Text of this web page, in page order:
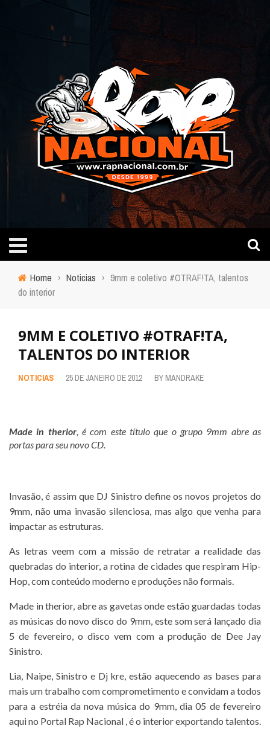
Home › Noticias › 9mm e coletivo #OTRAF!TA, talentos
do interior
9MM E COLETIVO #OTRAF!TA,
TALENTOS DO INTERIOR
NOTICIAS 25 DE JANEIRO DE 2012 BY MANDRAKE
Made in therior, é com este título que o grupo 9mm abre as
portas para seu novo CD.
Invasão, é assim que DJ Sinistro define os novos projetos do
9mm, não uma invasão silenciosa, mas algo que venha para
impactar as estruturas.
As letras veem com a missão de retratar a realidade das
quebradas do interior, a rotina de cidades que respiram Hip-
Hop, com conteúdo moderno e produções não formais.
Made in therior, abre as gavetas onde estão guardadas todas
as músicas do novo disco do 9mm, este som será lançado dia
5 de fevereiro, o disco vem com a produção de Dee Jay
Sinistro.
Lia, Naipe, Sinistro e Dj kre, estão aquecendo as bases para
mais um trabalho com comprometimento e convidam a todos
para a estréia da nova música do 9mm, dia 05 de fevereiro
aqui no Portal Rap Nacional , é o interior exportando talentos.